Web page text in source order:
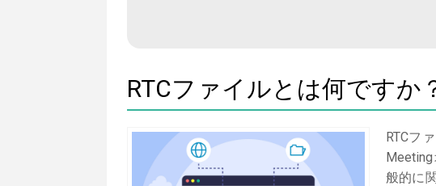
RTCファイルとは何ですか
RTCフ
般的に